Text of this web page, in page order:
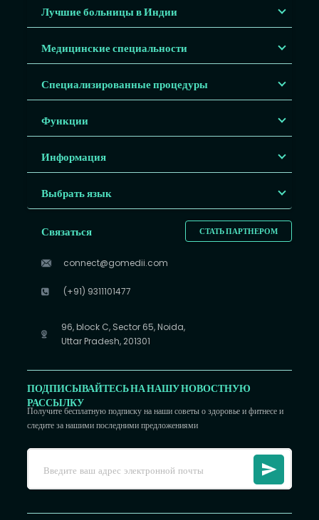
Лучшие больницы в Индии
Медицинские специальности
Специализированные процедуры
Функции
Информация
Выбрать язык
СТАТЬ ПАРТНЕРОМ
Связаться
connect@gomedii.com
(+91) 9311101477
96, block C, Sector 65, Noida,
Uttar Pradesh, 201301
ПОДПИСЫВАЙТЕСЬ НА НАШУ НОВОСТНУЮ
РАССЫЛКУ
Получите бесплатную подписку на наши советы о здоровье и фитнесе и
следите за нашими последними предложениями